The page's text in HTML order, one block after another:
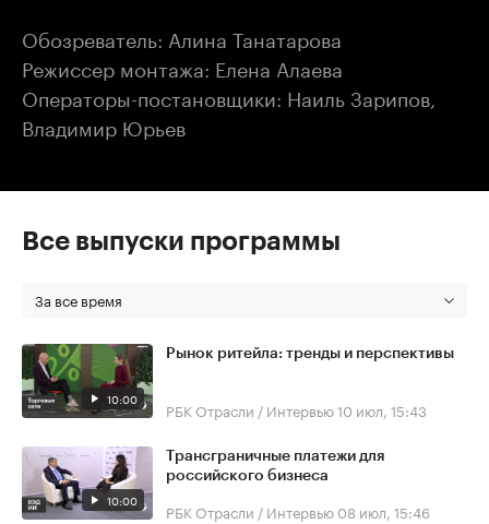
Обозреватель: Алина Танатарова
Режиссер монтажа: Елена Алаева
Операторы-постановщики: Наиль Зарипов,
Владимир Юрьев
Все выпуски программы
За все время
10:00
Рынок ритейла: тренды и перспективы
РБК Отрасли / Интервью10 июл, 15:43
10:00
Трансграничные платежи для
российского бизнеса
РБК Отрасли / Интервью 08 июл, 15:46